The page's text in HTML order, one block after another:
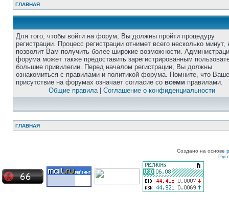
ГЛАВНАЯ
Для того, чтобы войти на форум, Вы должны пройти процедуру
регистрации. Процесс регистрации отнимет всего несколько минут,
позволит Вам получить более широкие возможности.
форума может также предоставить зарегистрированным
большие привилегии. Перед началом регистрации, Вы должны
ознакомиться с правилами и политикой форума. Помните, что Ваше
присутствие на форумах означает согласие со всеми правилами.
Общие правила| Соглашение о конфиденциальности
ГЛАВНАЯ
Создано на основе